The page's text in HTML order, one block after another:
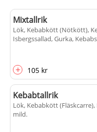
Mixtallrik
Lök, Kebabkött (Nötkött),
Isbergssallad, Gurka,
+ 105 kr
Kebabtallrik
Lök, Kebabkött
mild.